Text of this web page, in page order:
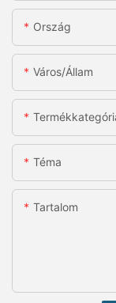
Ország
Város/állam
Téma
Tartalom